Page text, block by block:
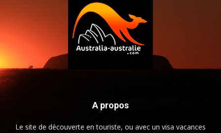
A propos
Le site de découverte en touriste, ou avec un visa vacances